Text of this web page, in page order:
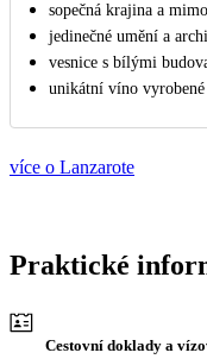
sopečná krajina a
jedinečné umění a
vesnice s bílými
unikátní víno vyrobené
více o Lanzarote
Praktické
Cestovní doklady a